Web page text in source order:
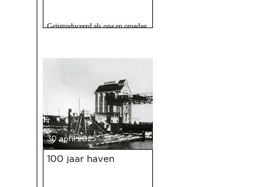
Geïntroduceerd als opa en omadag
30 april 2025
100 jaar haven